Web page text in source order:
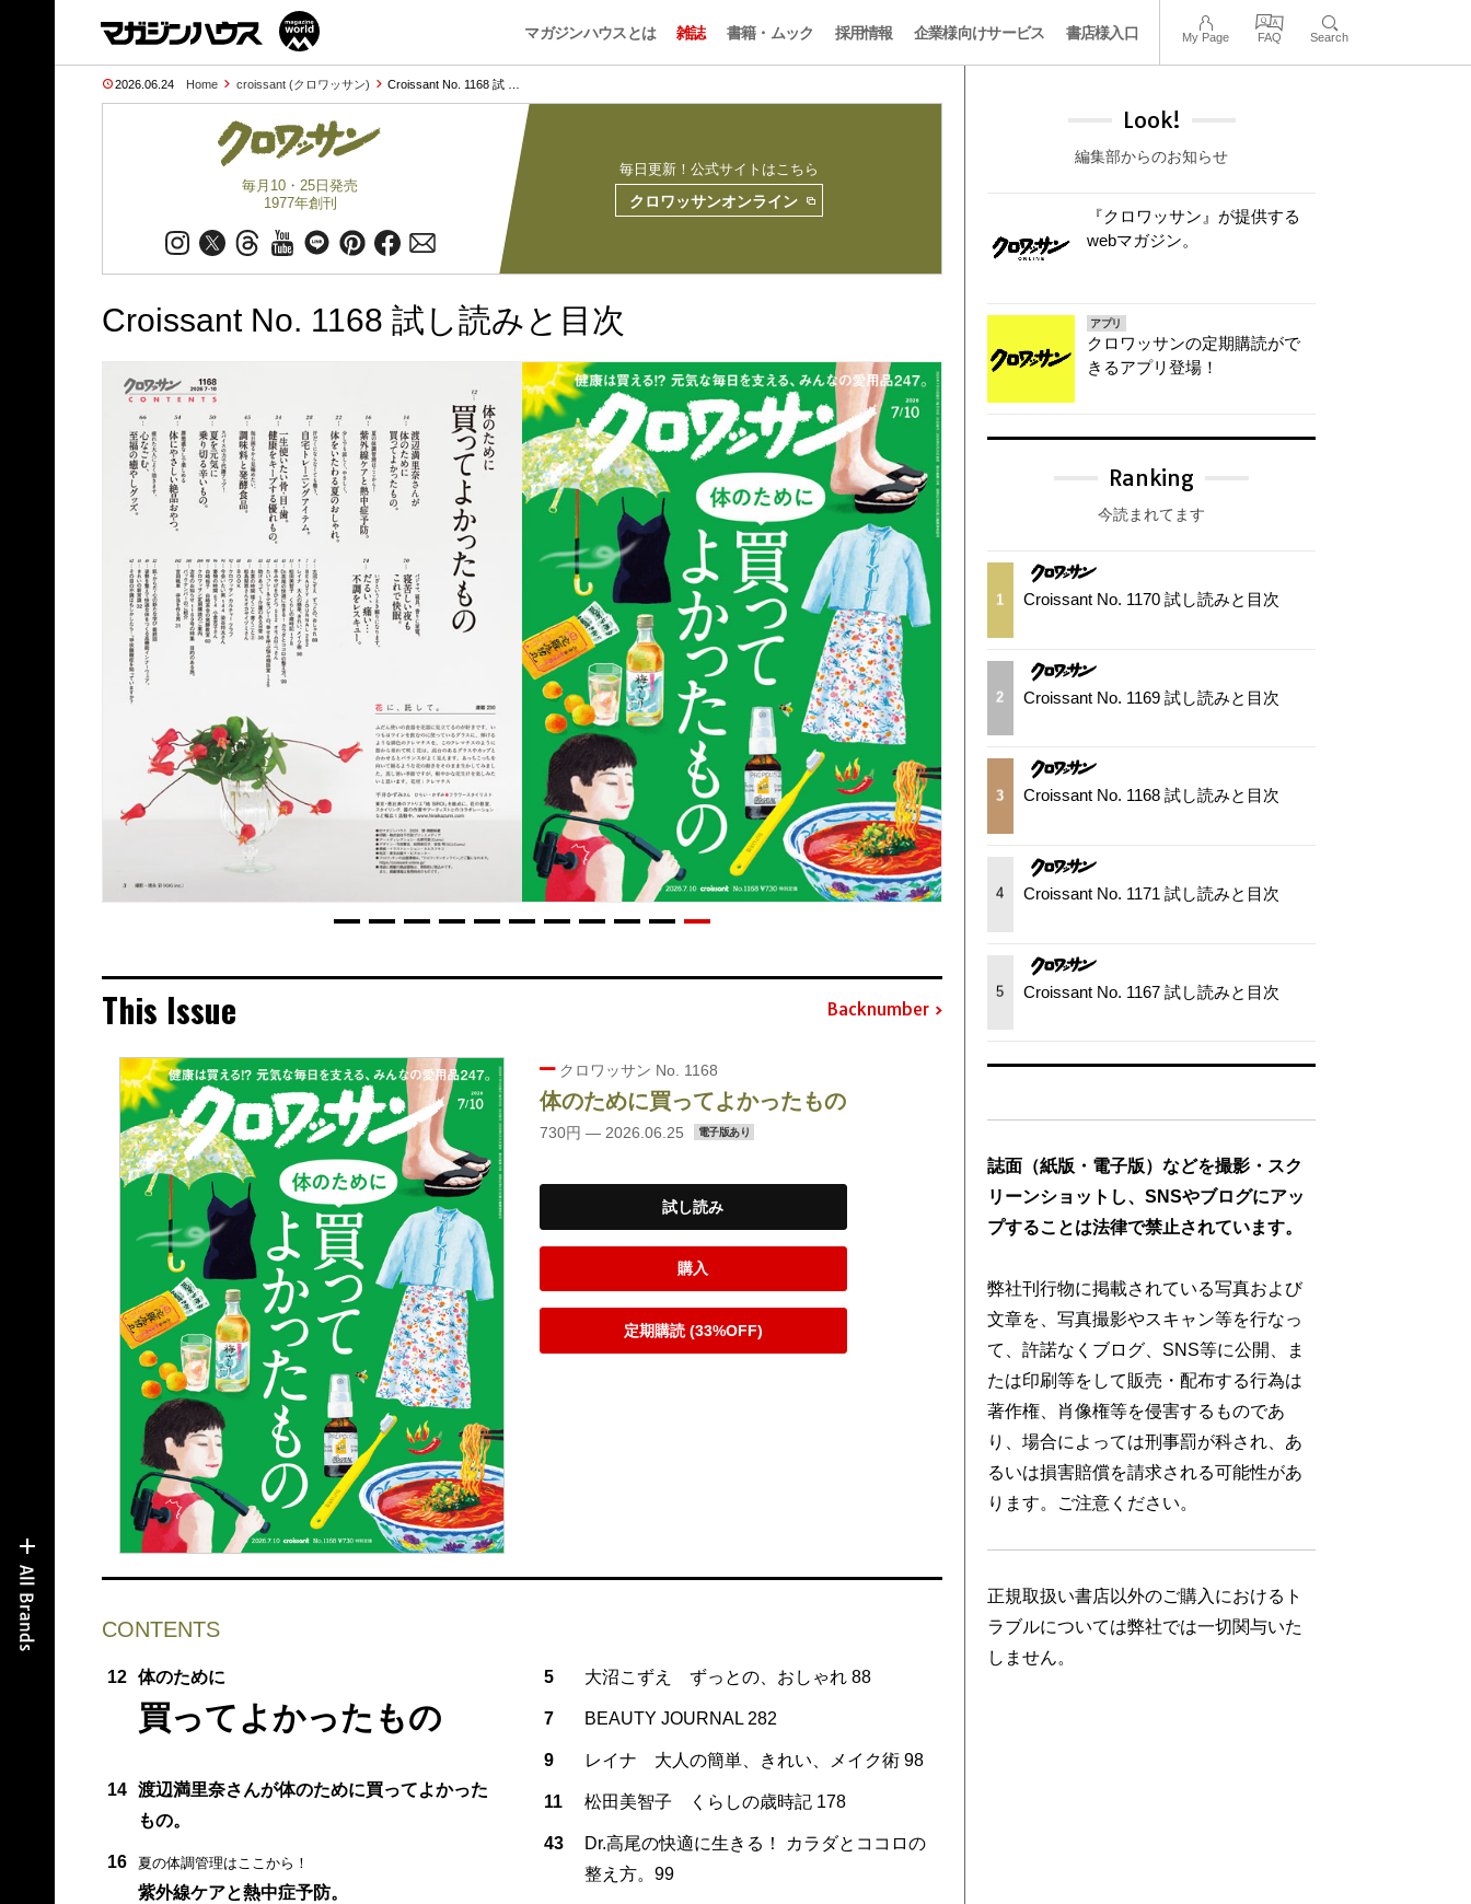
マガジンハウスとは 雑誌 書籍・ムック 採用情報 企業様向けサービス 書店様入口 My Page FAQ Search
2026.06.24 Home croissant (クロワッサン) Croissant No. 1168 試 …
毎月10・25日発売
1977年創刊
毎日更新！公式サイトはこちら
クロワッサンオンライン
Croissant No. 1168 試し読みと目次
This Issue Backnumber
クロワッサン No. 1168
体のために買ってよかったもの
730円 — 2026.06.25 電子版あり
試し読み
購入
定期購読 (33%OFF)
CONTENTS
12 体のために
買ってよかったもの
14
渡辺満里奈さんが体のために買ってよかった
もの。
16 夏の体調管理はここから！
紫外線ケアと熱中症予防。
5 大沼こずえ ずっとの、おしゃれ 88
7 BEAUTY JOURNAL 282
9 レイナ 大人の簡単、きれい、メイク術 98
11 松田美智子 くらしの歳時記 178
43
Dr.高尾の快適に生きる！ カラダとココロの
整え方。99
Look!
編集部からのお知らせ
『クロワッサン』が提供する
webマガジン。
アプリ
クロワッサンの定期購読がで
きるアプリ登場！
Ranking
今読まれてます
1 Croissant No. 1170 試し読みと目次
2 Croissant No. 1169 試し読みと目次
3 Croissant No. 1168 試し読みと目次
4 Croissant No. 1171 試し読みと目次
5 Croissant No. 1167 試し読みと目次
誌面（紙版・電子版）などを撮影・スク
リーンショットし、SNSやブログにアッ
プすることは法律で禁止されています。
弊社刊行物に掲載されている写真および
文章を、写真撮影やスキャン等を行なっ
て、許諾なくブログ、SNS等に公開、ま
たは印刷等をして販売・配布する行為は
著作権、肖像権等を侵害するものであ
り、場合によっては刑事罰が科され、あ
るいは損害賠償を請求される可能性があ
ります。ご注意ください。
正規取扱い書店以外のご購入におけるト
ラブルについては弊社では一切関与いた
しません。